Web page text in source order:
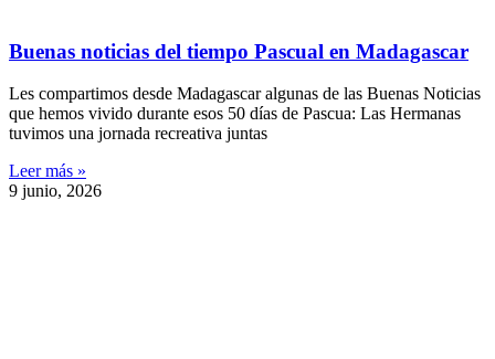
Buenas noticias del tiempo Pascual en Madagascar
Les compartimos desde Madagascar algunas de las Buenas Noticias
que hemos vivido durante esos 50 días de Pascua: Las Hermanas
tuvimos una jornada recreativa juntas
Leer más »
9 junio, 2026